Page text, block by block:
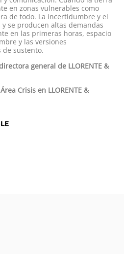
en zonas vulnerables como
de todo. La incertidumbre y el
se producen altas demandas
en las primeras horas, espacio
y las versiones
de sustento.
general de LLORENTE &
Crisis en LLORENTE &